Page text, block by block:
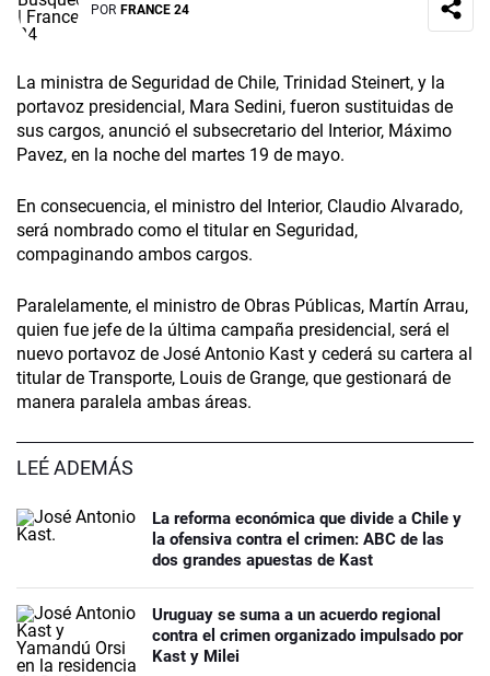
POR FRANCE 24
La ministra de Seguridad de Chile, Trinidad Steinert, y la
portavoz presidencial, Mara Sedini, fueron sustituidas de
sus cargos, anunció el subsecretario del Interior, Máximo
Pavez, en la noche del martes 19 de mayo.
En consecuencia, el ministro del Interior, Claudio Alvarado,
será nombrado como el titular en Seguridad,
compaginando ambos cargos.
Paralelamente, el ministro de Obras Públicas, Martín Arrau,
quien fue jefe de la última campaña presidencial, será el
nuevo portavoz de José Antonio Kast y cederá su cartera al
titular de Transporte, Louis de Grange, que gestionará de
manera paralela ambas áreas.
LEÉ ADEMÁS
La reforma económica que divide a Chile y
la ofensiva contra el crimen: ABC de las
dos grandes apuestas de Kast
Uruguay se suma a un acuerdo regional
contra el crimen organizado impulsado por
Kast y Milei